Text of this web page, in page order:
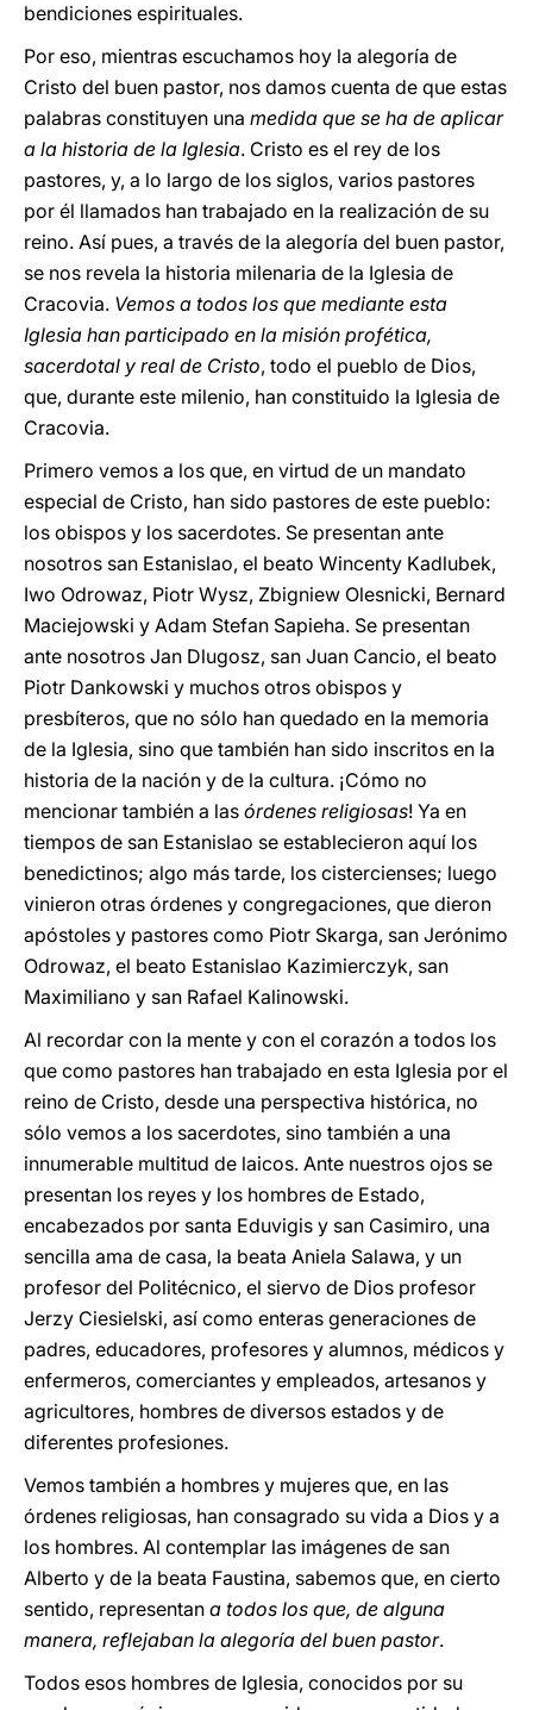
bendiciones espirituales.
Por eso, mientras escuchamos hoy la alegoría de
Cristo del buen pastor, nos damos cuenta de que estas
palabras constituyen una medida que se ha de aplicar
a la historia de la Iglesia. Cristo es el rey de los
pastores, y, a lo largo de los siglos, varios pastores
por él llamados han trabajado en la realización de su
reino. Así pues, a través de la alegoría del buen pastor,
se nos revela la historia milenaria de la Iglesia de
Cracovia. Vemos a todos los que mediante esta
Iglesia han participado en la misión profética,
sacerdotal y real de Cristo, todo el pueblo de Dios,
que, durante este milenio, han constituido la Iglesia de
Cracovia.
Primero vemos a los que, en virtud de un mandato
especial de Cristo, han sido pastores de este pueblo:
los obispos y los sacerdotes. Se presentan ante
nosotros san Estanislao, el beato Wincenty Kadlubek,
Iwo Odrowaz, Piotr Wysz, Zbigniew Olesnicki, Bernard
Maciejowski y Adam Stefan Sapieha. Se presentan
ante nosotros Jan Dlugosz, san Juan Cancio, el beato
Piotr Dankowski y muchos otros obispos y
presbíteros, que no sólo han quedado en la memoria
de la Iglesia, sino que también han sido inscritos en la
historia de la nación y de la cultura. ¡Cómo no
mencionar también a las órdenes religiosas! Ya en
tiempos de san Estanislao se establecieron aquí los
benedictinos; algo más tarde, los cistercienses; luego
vinieron otras órdenes y congregaciones, que dieron
apóstoles y pastores como Piotr Skarga, san Jerónimo
Odrowaz, el beato Estanislao Kazimierczyk, san
Maximiliano y san Rafael Kalinowski.
Al recordar con la mente y con el corazón a todos los
que como pastores han trabajado en esta Iglesia por el
reino de Cristo, desde una perspectiva histórica, no
sólo vemos a los sacerdotes, sino también a una
innumerable multitud de laicos. Ante nuestros ojos se
presentan los reyes y los hombres de Estado,
encabezados por santa Eduvigis y san Casimiro, una
sencilla ama de casa, la beata Aniela Salawa, y un
profesor del Politécnico, el siervo de Dios profesor
Jerzy Ciesielski, así como enteras generaciones de
padres, educadores, profesores y alumnos, médicos y
enfermeros, comerciantes y empleados, artesanos y
agricultores, hombres de diversos estados y de
diferentes profesiones.
Vemos también a hombres y mujeres que, en las
órdenes religiosas, han consagrado su vida a Dios y a
los hombres. Al contemplar las imágenes de san
Alberto y de la beata Faustina, sabemos que, en cierto
sentido, representan a todos los que, de alguna
manera, reflejaban la alegoría del buen pastor.
Todos esos hombres de Iglesia, conocidos por su